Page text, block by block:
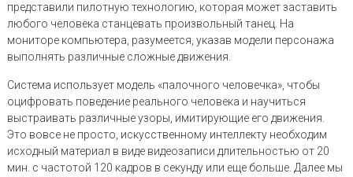
представили пилотную технологию, которая может заставить
любого человека станцевать произвольный танец. На
мониторе компьютера, разумеется, указав модели персонажа
выполнять различные сложные движения.
Система использует модель «палочного человечка», чтобы
оцифровать поведение реального человека и научиться
выстраивать различные узоры, имитирующие его движения.
Это вовсе не просто, искусственному интеллекту необходим
исходный материал в виде видеозаписи длительностью от 20
мин. с частотой 120 кадров в секунду или еще больше. Далее мы